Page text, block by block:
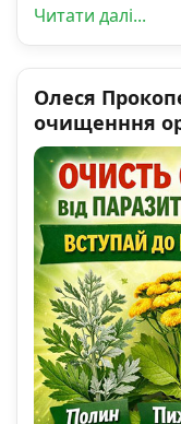
Читати далі...
Олеся
очищенння